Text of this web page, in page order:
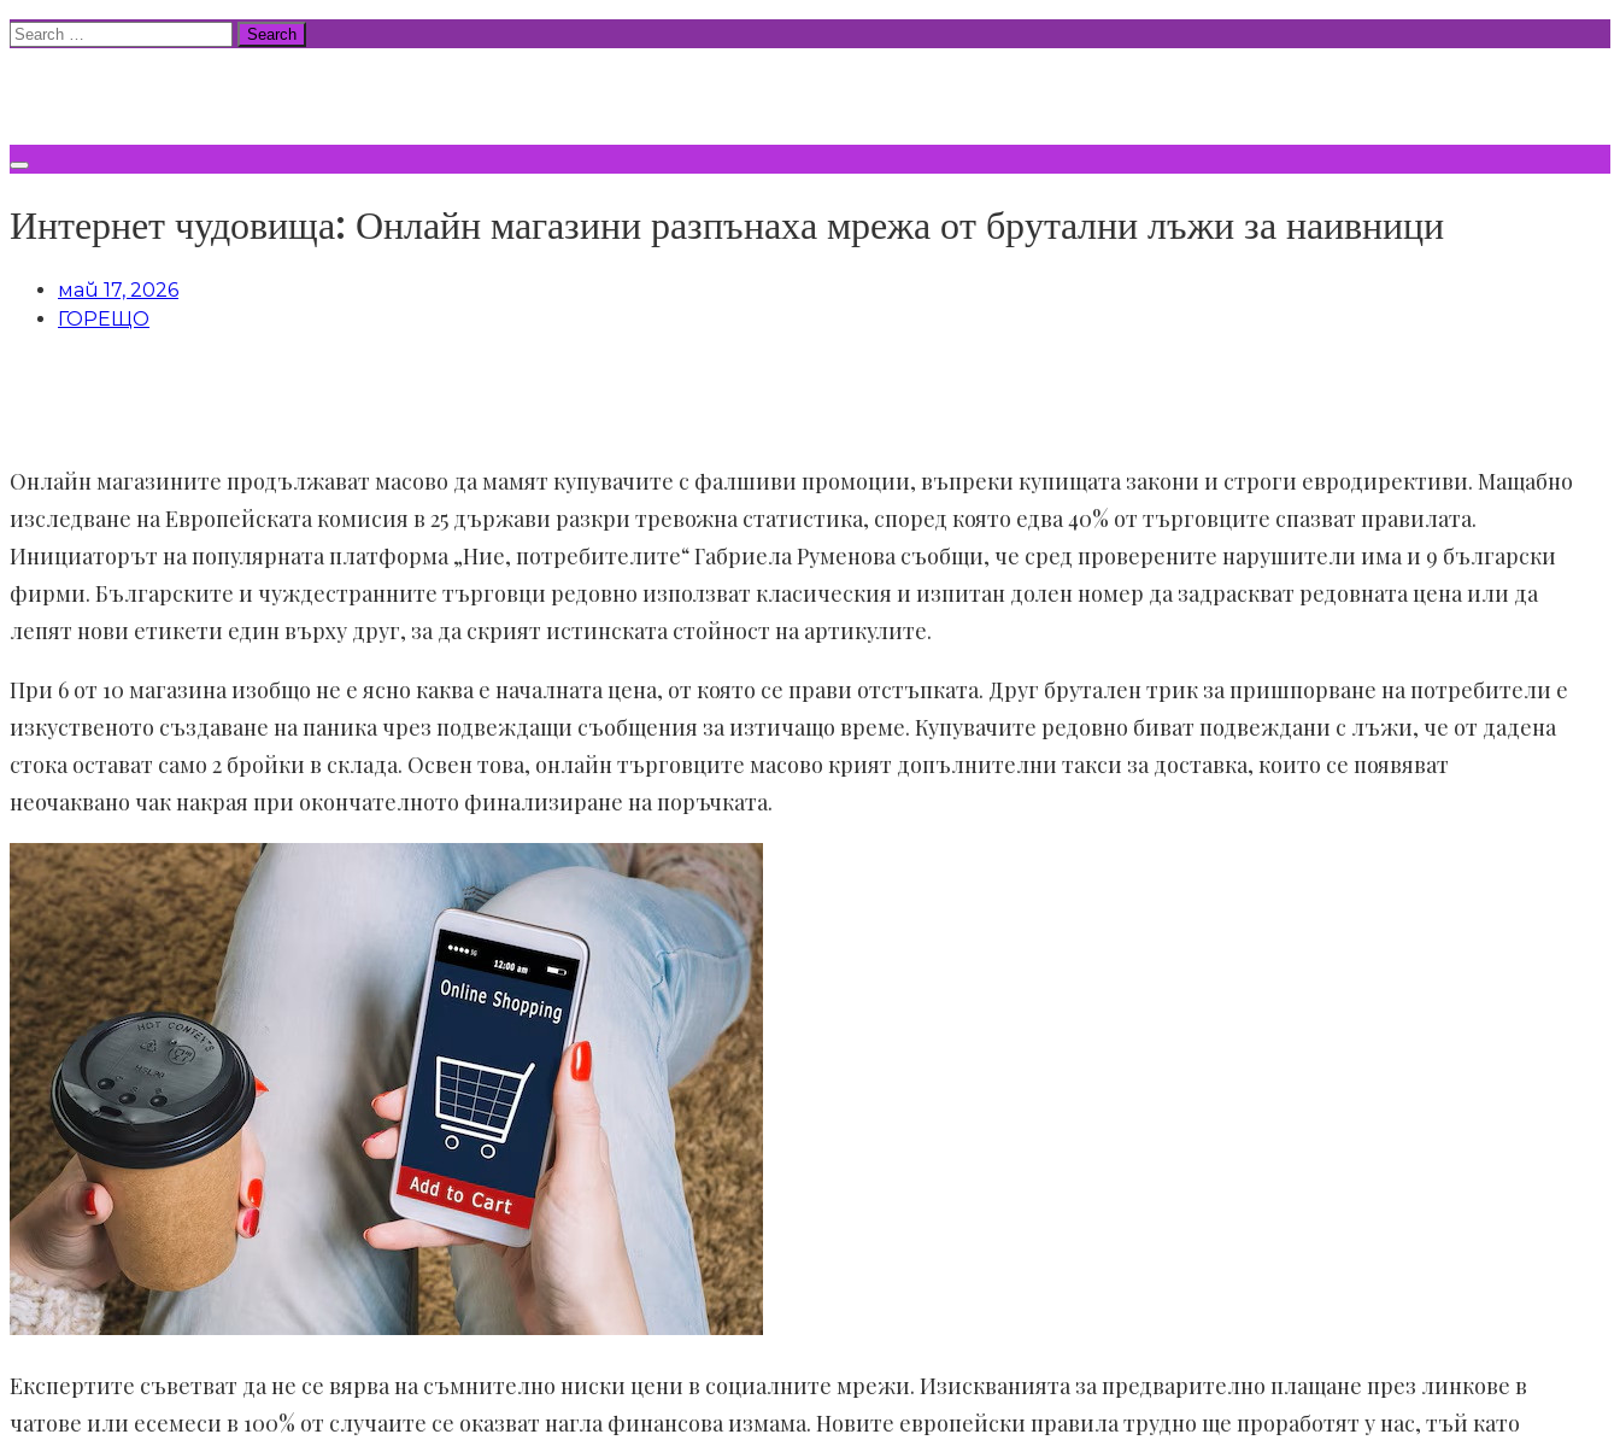
Skip
Search
Интернет чудовища: Онлайн магазини разпънаха мрежа от брутални лъжи за наивници
май 17, 2026
ГОРЕЩО
Онлайн магазините продължават масово да мамят купувачите с фалшиви промоции, въпреки купищата закони и строги евродирективи. Мащабно
изследване на Европейската комисия в 25 държави разкри тревожна статистика, според която едва 40% от търговците спазват правилата.
Инициаторът на популярната платформа „Ние, потребителите“ Габриела Руменова съобщи, че сред проверените нарушители има и 9 български
фирми. Българските и чуждестранните търговци редовно използват класическия и изпитан долен номер да задраскват редовната цена или да
лепят нови етикети един върху друг, за да скрият истинската стойност на артикулите.
При 6 от 10 магазина изобщо не е ясно каква е началната цена, от която се прави отстъпката. Друг брутален трик за пришпорване на потребители е
изкуственото създаване на паника чрез подвеждащи съобщения за изтичащо време. Купувачите редовно биват подвеждани с лъжи, че от дадена
стока остават само 2 бройки в склада. Освен това, онлайн търговците масово крият допълнителни такси за доставка, които се появяват
неочаквано чак накрая при окончателното финализиране на поръчката.
Експертите съветват да не се вярва на съмнително ниски цени в социалните мрежи. Изискванията за предварително плащане през линкове в
чатове или есемеси в 100% от случаите се оказват нагла финансова измама. Новите европейски правила трудно ще проработят у нас, тъй като